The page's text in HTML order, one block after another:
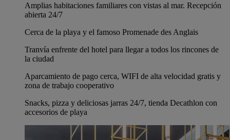
Amplias habitaciones familiares con vistas al mar. Recepción
abierta 24/7
Cerca de la playa y el famoso Promenade des Anglais
Tranvía enfrente del hotel para llegar a todos los rincones de
la ciudad
Aparcamiento de pago cerca, WIFI de alta velocidad gratis y
zona de trabajo cooperativo
Snacks, pizza y deliciosas jarras 24/7, tienda Decathlon con
accesorios de playa